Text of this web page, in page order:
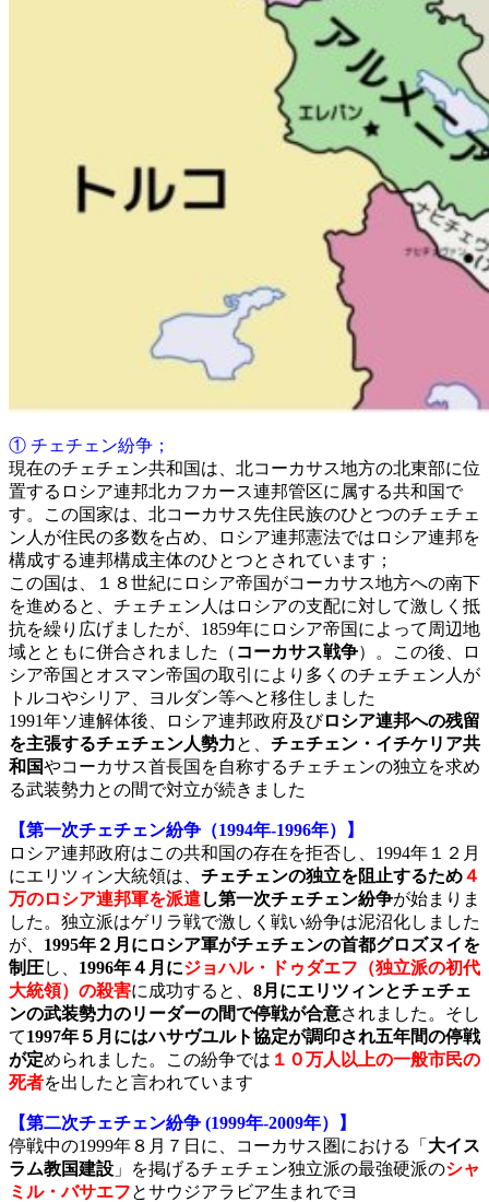
① チェチェン紛争；
現在のチェチェン共和国は、北コーカサス地方の北東部に位
置するロシア連邦北カフカース連邦管区に属する共和国で
す。この国家は、北コーカサス先住民族のひとつのチェチェ
ン人が住民の多数を占め、ロシア連邦憲法ではロシア連邦を
構成する連邦構成主体のひとつとされています；
この国は、１８世紀にロシア帝国がコーカサス地方への南下
を進めると、チェチェン人はロシアの支配に対して激しく抵
抗を繰り広げましたが、1859年にロシア帝国によって周辺地
域とともに併合されました（ コーカサス戦争）。この後、ロ
シア帝国とオスマン帝国の取引により多くのチェチェン人が
トルコやシリア、ヨルダン等へと移住しました
1991年ソ連解体後、ロシア連邦政府及びロシア連邦への残留
を主張するチェチェン人勢力と、 チェチェン・イチケリア共
和国やコーカサス首長国を自称するチェチェンの独立を求め
る武装勢力との間で対立が続きました
【第一次チェチェン紛争（1994年-1996年）】
ロシア連邦政府はこの共和国の存在を拒否し、1994年１２月
にエリツィン大統領は、 チェチェンの独立を阻止するため４
万のロシア連邦軍を派遣し第一次チェチェン紛争が始まりま
した。独立派はゲリラ戦で激しく戦い紛争は泥沼化しました
が、 1995年２月にロシア軍がチェチェンの首都グロズヌイを
制圧し、 1996年４月にジョハル・ド ゥダエフ（独立派の初代
大統領）の殺害に成功すると、 8月にエリツィンとチェチェ
ンの武装勢力のリーダーの間で停戦が合意されました。そし
て1997年５月にはハサヴユルト協定が調印され五年間の停戦
が定められました。この紛争では １０万人以上の一般市民の
死者を出したと言われています
【第二次チェチェン紛争 (1999年-2009年）】
停戦中の1999年８月７日に、コーカサス圏における「 大イス
ラム教国建設 」を掲げるチェチェン独立派の最強硬派のシャ
ミル・バサエフとサウジアラビア生まれでヨ